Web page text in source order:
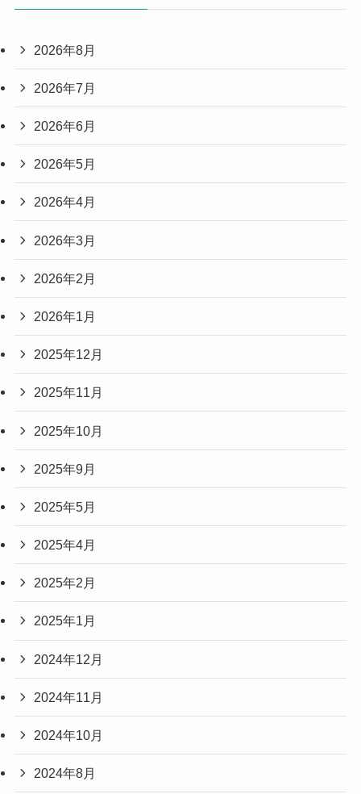
2026年8月
2026年7月
2026年6月
2026年5月
2026年4月
2026年3月
2026年2月
2026年1月
2025年12月
2025年11月
2025年10月
2025年9月
2025年5月
2025年4月
2025年2月
2025年1月
2024年12月
2024年11月
2024年10月
2024年8月